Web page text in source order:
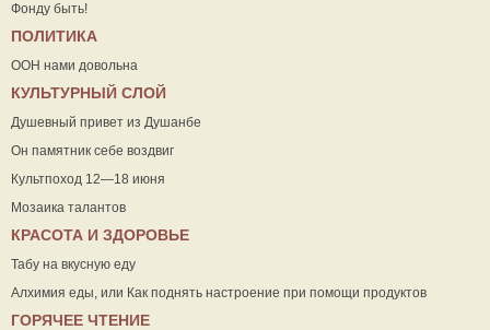
Фонду быть!
ПОЛИТИКА
ООН нами довольна
КУЛЬТУРНЫЙ СЛОЙ
Душевный привет из Душанбе
Он памятник себе воздвиг
Культпоход 12—18 июня
Мозаика талантов
КРАСОТА И ЗДОРОВЬЕ
Табу на вкусную еду
Алхимия еды, или Как поднять настроение при помощи продуктов
ГОРЯЧЕЕ ЧТЕНИЕ